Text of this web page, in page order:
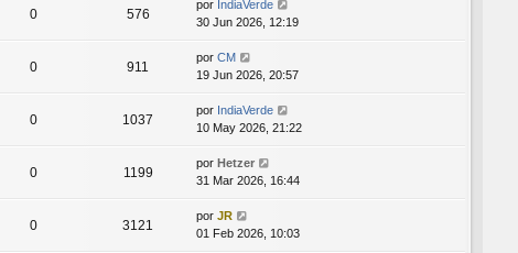
0 576
por IndiaVerde
30 Jun 2026, 12:19
0 911
por CM
19 Jun 2026, 20:57
0 1037
por IndiaVerde
10 May 2026, 21:22
0 1199
por Hetzer
31 Mar 2026, 16:44
0 3121
por JR
01 Feb 2026, 10:03